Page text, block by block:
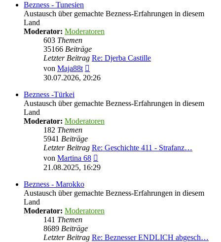
Bezness - Tunesien
Austausch über gemachte Bezness-Erfahrungen in diesem
Land
Moderator: Moderatoren
603 Themen
35166 Beiträge
Letzter Beitrag Re: Djerba Castille
von Maja88t
Beitrag
30.07.2026, 20:26
Bezness -Türkei
Austausch über gemachte Bezness-Erfahrungen in diesem
Land
Moderator: Moderatoren
182 Themen
5941 Beiträge
Letzter Beitrag Re: Geschichte 411 - Strafanz…
von Martina 68
Beitrag
21.08.2025, 16:29
Bezness - Marokko
Austausch über gemachte Bezness-Erfahrungen in diesem
Land
Moderator: Moderatoren
141 Themen
8689 Beiträge
Letzter Beitrag Re: Beznesser ENDLICH abgesch…